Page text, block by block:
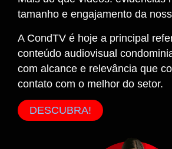
tamanho e engajamento da
A CondTV é hoje a principal
conteúdo audiovisual
com alcance e relevância que
contato com o melhor do setor.
DESCUBRA!